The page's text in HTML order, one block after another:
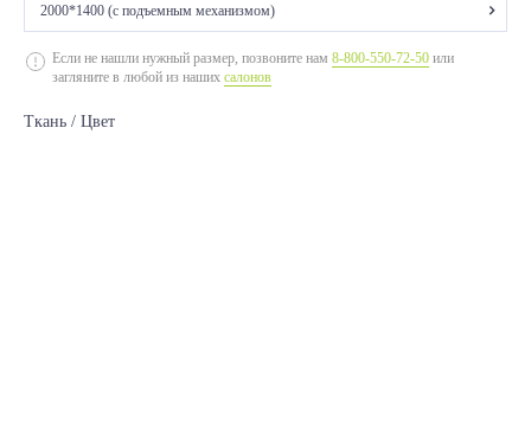
2000*1400 (с подъемным механизмом)
2000*1400 (без подъемного механизма)
2000*1400 (с подъемным механизмом)
2000*1400 (без подъемного механизма)
Если не нашли нужный размер, позвоните нам 8-800-550-72-50 или
загляните в любой из наших салонов
Ткань / Цвет